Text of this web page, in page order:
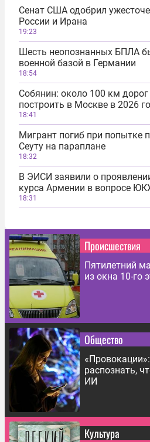
Сенат США одобрил
России и Ирана
19:23
Шесть неопознанных БПЛА
военной базой в Германии
18:54
Собянин: около 100 км дорог
построить в Москве в 2026
18:41
Мигрант погиб при попытке
Сеуту на параплане
18:32
В ЭИСИ заявили о
курса Армении в вопросе
18:31
Происшествия
Пятилетний
из окна 10-го
Общество
распознать,
ИИ
Культура